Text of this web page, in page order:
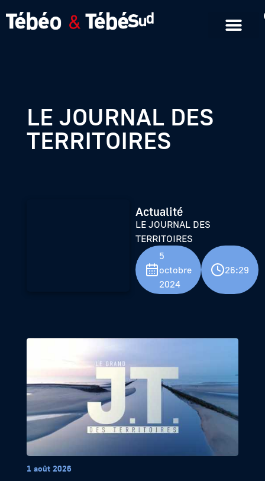
LE JOURNAL DES
TERRITOIRES
Actualité
LE JOURNAL DES
TERRITOIRES
5
octobre
2024
26:29
1 août 2026